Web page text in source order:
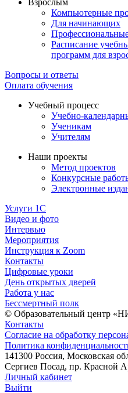
Взрослым
Компьютерные
Для начинающих
Расписание
программ для
Вопросы и ответы
Оплата обучения
Учебный процесс
Учебно-
Ученикам
Учителям
Наши проекты
Метод проектов
Конкурсные
Электронные
Услуги 1C
Видео и фото
Интервью
Мероприятия
Инструкция к Zoom
Контакты
Цифровые уроки
День открытых дверей
Работа у нас
Бессмертный полк
© Образовательный центр
Контакты
Согласие на обработку
Политика
141300 Россия, Московская
Сергиев Посад, пр. Красной
Личный кабинет
Выйти